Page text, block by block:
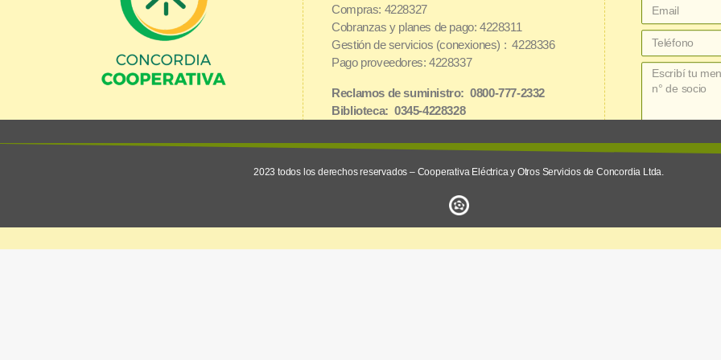
Concordia, Entre Ríos
Compras: 4228327
Cobranzas y planes de pago: 4228311
Gestión de servicios (conexiones) : 4228336
Pago proveedores: 4228337
Reclamos de suministro: 0800-777-2332
Biblioteca: 0345-4228328
2023 todos los derechos reservados – Cooperativa Eléctrica y Otros Servicios de Concordia Ltda.